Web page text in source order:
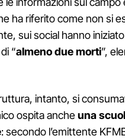
ha riferito come non si
sui social hanno
“almeno due morti”,
intanto, si
ospita ancheuna
: secondo l’emittente